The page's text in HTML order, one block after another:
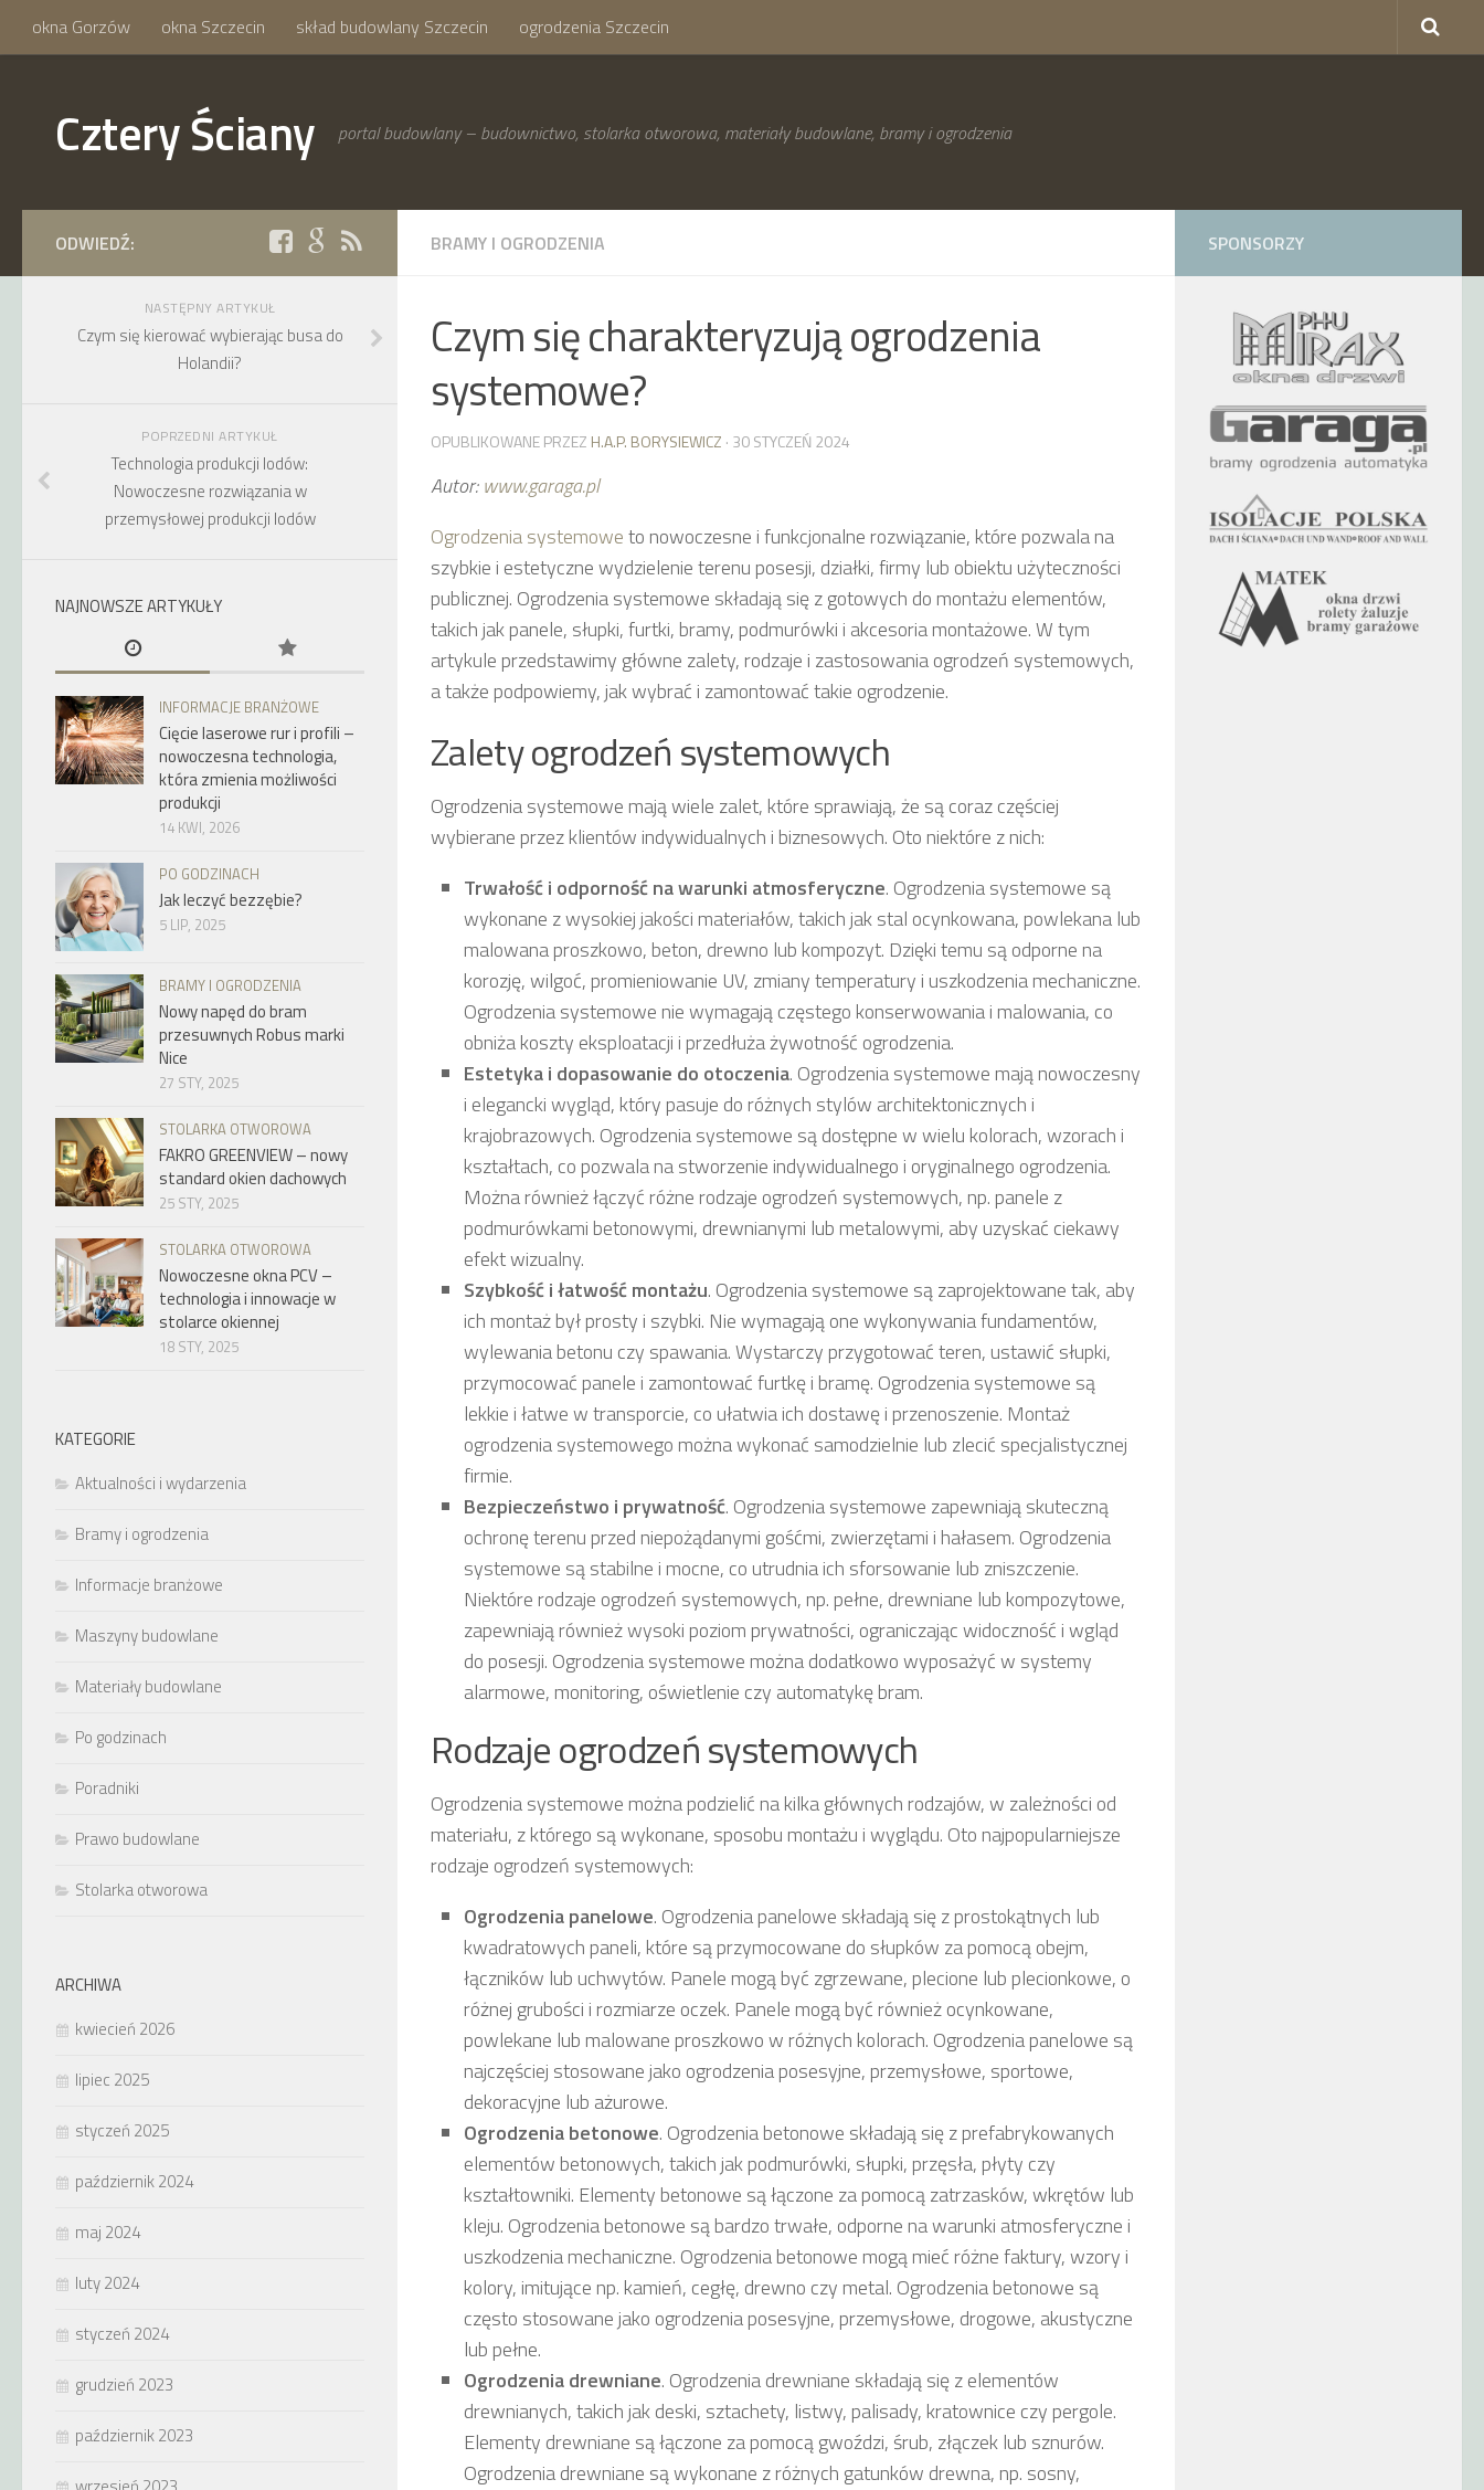
okna Gorzów okna Szczecin skład budowlany Szczecin ogrodzenia Szczecin
Cztery Ściany portal budowlany – budownictwo, stolarka otworowa, materiały budowlane, bramy i ogrodzenia
BRAMY I OGRODZENIA
Czym się charakteryzują ogrodzenia
systemowe?
OPUBLIKOWANE PRZEZ H.A.P. BORYSIEWICZ · 30 STYCZEŃ 2024
Autor:www.garaga.pl
Ogrodzenia systemoweto nowoczesne i funkcjonalne rozwiązanie, które pozwala na
szybkie i estetyczne wydzielenie terenu posesji, działki, firmy lub obiektu użyteczności
publicznej. Ogrodzenia systemowe składają się z gotowych do montażu elementów,
takich jak panele, słupki, furtki, bramy, podmurówki i akcesoria montażowe. W tym
artykule przedstawimy główne zalety, rodzaje i zastosowania ogrodzeń systemowych,
a także podpowiemy, jak wybrać i zamontować takie ogrodzenie.
Zalety ogrodzeń systemowych
Ogrodzenia systemowe mają wiele zalet, które sprawiają, że są coraz częściej
wybierane przez klientów indywidualnych i biznesowych. Oto niektóre z nich:
Trwałość i odporność na warunki atmosferyczne. Ogrodzenia systemowe są
wykonane z wysokiej jakości materiałów, takich jak stal ocynkowana, powlekana lub
malowana proszkowo, beton, drewno lub kompozyt. Dzięki temu są odporne na
korozję, wilgoć, promieniowanie UV, zmiany temperatury i uszkodzenia mechaniczne.
Ogrodzenia systemowe nie wymagają częstego konserwowania i malowania, co
obniża koszty eksploatacji i przedłuża żywotność ogrodzenia.
Estetyka i dopasowanie do otoczenia. Ogrodzenia systemowe mają nowoczesny
i elegancki wygląd, który pasuje do różnych stylów architektonicznych i
krajobrazowych. Ogrodzenia systemowe są dostępne w wielu kolorach, wzorach i
kształtach, co pozwala na stworzenie indywidualnego i oryginalnego ogrodzenia.
Można również łączyć różne rodzaje ogrodzeń systemowych, np. panele z
podmurówkami betonowymi, drewnianymi lub metalowymi, aby uzyskać ciekawy
efekt wizualny.
Szybkość i łatwość montażu. Ogrodzenia systemowe są zaprojektowane tak, aby
ich montaż był prosty i szybki. Nie wymagają one wykonywania fundamentów,
wylewania betonu czy spawania. Wystarczy przygotować teren, ustawić słupki,
przymocować panele i zamontować furtkę i bramę. Ogrodzenia systemowe są
lekkie i łatwe w transporcie, co ułatwia ich dostawę i przenoszenie. Montaż
ogrodzenia systemowego można wykonać samodzielnie lub zlecić specjalistycznej
firmie.
Bezpieczeństwo i prywatność. Ogrodzenia systemowe zapewniają skuteczną
ochronę terenu przed niepożądanymi gośćmi, zwierzętami i hałasem. Ogrodzenia
systemowe są stabilne i mocne, co utrudnia ich sforsowanie lub zniszczenie.
Niektóre rodzaje ogrodzeń systemowych, np. pełne, drewniane lub kompozytowe,
zapewniają również wysoki poziom prywatności, ograniczając widoczność i wgląd
do posesji. Ogrodzenia systemowe można dodatkowo wyposażyć w systemy
alarmowe, monitoring, oświetlenie czy automatykę bram.
Rodzaje ogrodzeń systemowych
Ogrodzenia systemowe można podzielić na kilka głównych rodzajów, w zależności od
materiału, z którego są wykonane, sposobu montażu i wyglądu. Oto najpopularniejsze
rodzaje ogrodzeń systemowych:
Ogrodzenia panelowe. Ogrodzenia panelowe składają się z prostokątnych lub
kwadratowych paneli, które są przymocowane do słupków za pomocą obejm,
łączników lub uchwytów. Panele mogą być zgrzewane, plecione lub plecionkowe, o
różnej grubości i rozmiarze oczek. Panele mogą być również ocynkowane,
powlekane lub malowane proszkowo w różnych kolorach. Ogrodzenia panelowe są
najczęściej stosowane jako ogrodzenia posesyjne, przemysłowe, sportowe,
dekoracyjne lub ażurowe.
Ogrodzenia betonowe. Ogrodzenia betonowe składają się z prefabrykowanych
elementów betonowych, takich jak podmurówki, słupki, przęsła, płyty czy
kształtowniki. Elementy betonowe są łączone za pomocą zatrzasków, wkrętów lub
kleju. Ogrodzenia betonowe są bardzo trwałe, odporne na warunki atmosferyczne i
uszkodzenia mechaniczne. Ogrodzenia betonowe mogą mieć różne faktury, wzory i
kolory, imitujące np. kamień, cegłę, drewno czy metal. Ogrodzenia betonowe są
często stosowane jako ogrodzenia posesyjne, przemysłowe, drogowe, akustyczne
lub pełne.
Ogrodzenia drewniane. Ogrodzenia drewniane składają się z elementów
drewnianych, takich jak deski, sztachety, listwy, palisady, kratownice czy pergole.
Elementy drewniane są łączone za pomocą gwoździ, śrub, złączek lub sznurów.
Ogrodzenia drewniane są wykonane z różnych gatunków drewna, np. sosny,
ODWIEDŹ:
NASTĘPNY ARTYKUŁ
Czym się kierować wybierając busa do
Holandii?
POPRZEDNI ARTYKUŁ
Technologia produkcji lodów:
Nowoczesne rozwiązania w
przemysłowej produkcji lodów
NAJNOWSZE ARTYKUŁY
INFORMACJE BRANŻOWE
Cięcie laserowe rur i profili –
nowoczesna technologia,
która zmienia możliwości
produkcji
14 KWI, 2026
PO GODZINACH
Jak leczyć bezzębie?
5 LIP, 2025
BRAMY I OGRODZENIA
Nowy napęd do bram
przesuwnych Robus marki
Nice
27 STY, 2025
STOLARKA OTWOROWA
FAKRO GREENVIEW – nowy
standard okien dachowych
25 STY, 2025
STOLARKA OTWOROWA
Nowoczesne okna PCV –
technologia i innowacje w
stolarce okiennej
18 STY, 2025
KATEGORIE
Aktualności i wydarzenia
Bramy i ogrodzenia
Informacje branżowe
Maszyny budowlane
Materiały budowlane
Po godzinach
Poradniki
Prawo budowlane
Stolarka otworowa
ARCHIWA
kwiecień 2026
lipiec 2025
styczeń 2025
październik 2024
maj 2024
luty 2024
styczeń 2024
grudzień 2023
październik 2023
SPONSORZY